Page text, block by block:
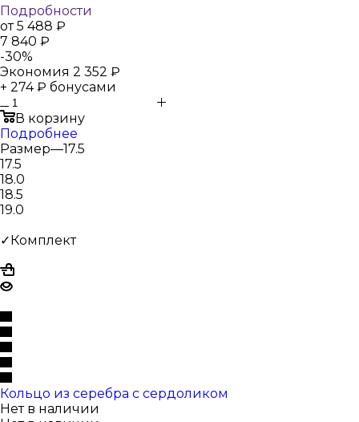
Подробности
от5 488 ₽
7 840 ₽
-30%
Экономия 2 352 ₽
+ 274 ₽ бонусами
В корзину
Подробнее
Размер—17.5
17.5
18.0
18.5
19.0
✓Комплект
Кольцо из серебра с сердоликом
Нет в наличии